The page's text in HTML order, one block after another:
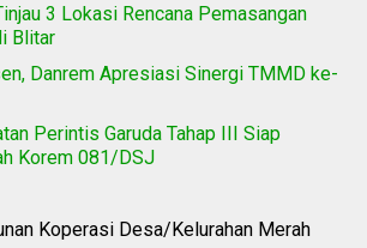
3 Lokasi Rencana Pemasangan
Blitar
Danrem Apresiasi Sinergi TMMD ke-
Perintis Garuda Tahap III Siap
Korem 081/DSJ
Koperasi Desa/Kelurahan Merah